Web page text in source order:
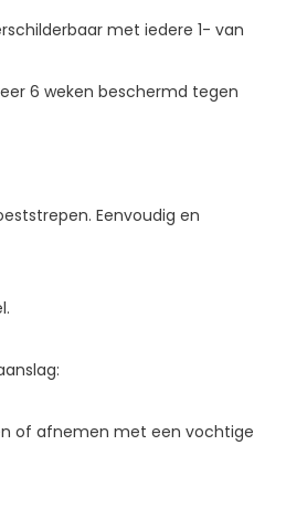
met iedere 1- van
6 weken beschermd tegen
Eenvoudig en
of afnemen met een vochtige